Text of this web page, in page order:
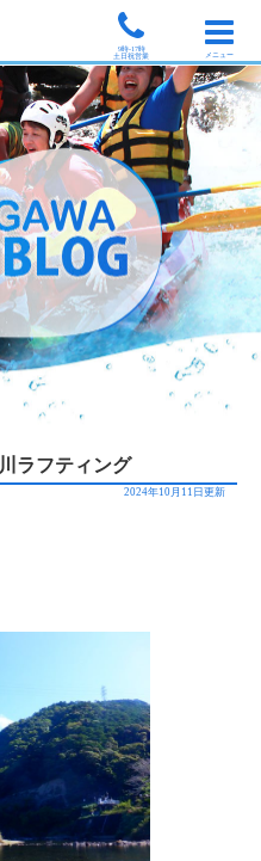
9時-17時
土日祝営業
メニュー
ラフティング
2024年10月11日更新